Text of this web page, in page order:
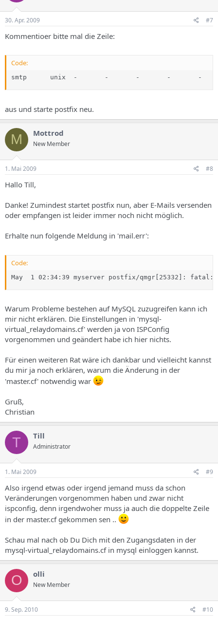
30. Apr. 2009 #7
Kommentioer bitte mal die Zeile:
Code:
smtp      unix  -       -       -       -       -
aus und starte postfix neu.
M Mottrod
New Member
1. Mai 2009 #8
Hallo Till,
Danke! Zumindest startet postfix nun, aber E-Mails versenden
oder empfangen ist leider immer noch nicht möglich.
Erhalte nun folgende Meldung in 'mail.err':
Code:
May  1 02:34:39 myserver postfix/qmgr[25332]:
Warum Probleme bestehen auf MySQL zuzugreifen kann ich
mir nicht erklären. Die Einstellungen in 'mysql-
virtual_relaydomains.cf' werden ja von ISPConfig
vorgenommen und geändert habe ich hier nichts.
Für einen weiteren Rat wäre ich dankbar und vielleicht kannst
du mir ja noch erklären, warum die Änderung in der
'master.cf' notwendig war
Gruß,
Christian
T Till
Administrator
1. Mai 2009 #9
Also irgend etwas oder irgend jemand muss da schon
Veränderungen vorgenommen haben und zwar nicht
ispconfig, denn irgendwoher muss ja auch die doppelte Zeile
in der master.cf gekommen sen ..
Schau mal nach ob Du Dich mit den Zugangsdaten in der
mysql-virtual_relaydomains.cf in mysql einloggen kannst.
O olli
New Member
9. Sep. 2010 #10